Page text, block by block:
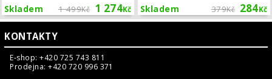
1 499Kč 1 274Kč
Skladem 379Kč 284Kč
Skladem
KONTAKTY
E-shop: +420 725 743 811
Prodejna: +420 720 996 371